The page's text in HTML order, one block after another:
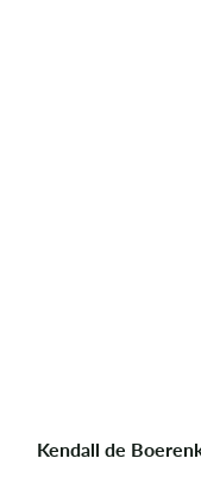
Kendall de